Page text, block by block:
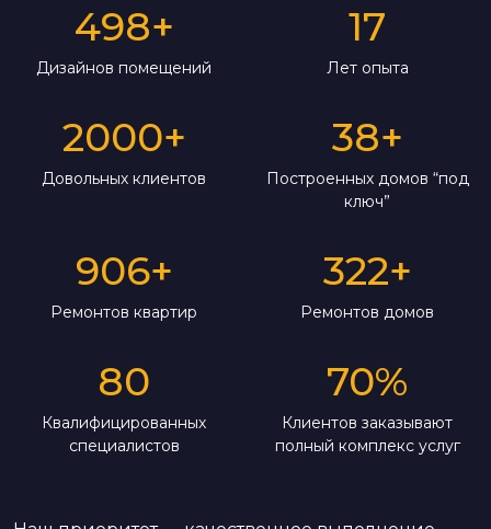
498+
Дизайнов помещений
17
Лет опыта
2000+
Довольных клиентов
38+
Построенных домов “под
ключ”
906+
Ремонтов квартир
322+
Ремонтов домов
80
Квалифицированных
специалистов
70%
Клиентов заказывают
полный комплекс услуг